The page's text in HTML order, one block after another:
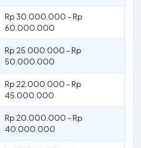
Rp 30.000.000 – Rp
60.000.000
Rp 25.000.000 – Rp
50.000.000
Rp 22.000.000 – Rp
45.000.000
Rp 20.000.000 – Rp
40.000.000